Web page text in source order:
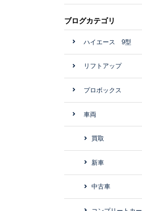
ブログカテゴリ
ハイエース 9型
リフトアップ
プロボックス
車両
買取
新車
中古車